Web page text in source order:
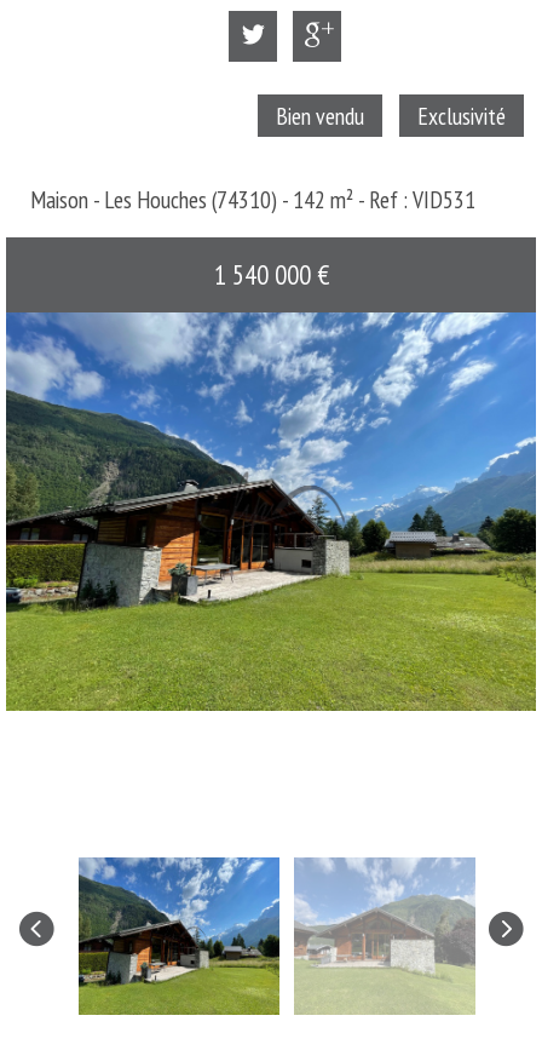
Bien vendu Exclusivité
Maison - Les Houches (74310) - 142 m² - Ref : VID531
1 540 000 €